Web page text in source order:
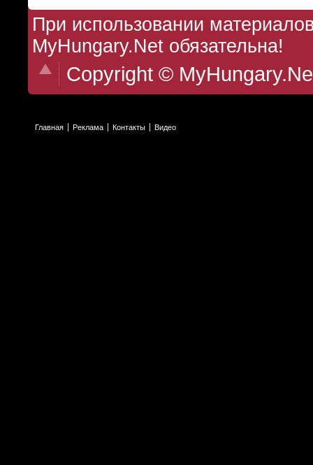
При использовании
MyHungary.Net обязательна!
Copyright ©
Главная Реклама Контакты Видео